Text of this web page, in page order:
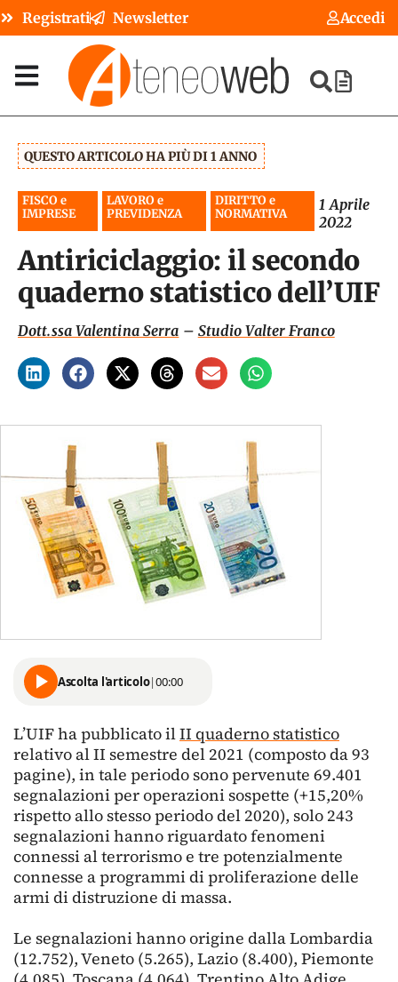
Registrati Newsletter Accedi
QUESTO ARTICOLO HA PIÙ DI 1 ANNO
FISCO e
IMPRESE
LAVORO e
PREVIDENZA
DIRITTO e
NORMATIVA
1 Aprile
2022
Antiriciclaggio: il secondo
quaderno statistico dell’UIF
Dott.ssa Valentina Serra – Studio Valter Franco
Ascolta l'articolo|00:00
L’UIF ha pubblicato ilII quaderno statistico
relativo al II semestre del 2021 (composto da 93
pagine), in tale periodo sono pervenute 69.401
segnalazioni per operazioni sospette (+15,20%
rispetto allo stesso periodo del 2020), solo 243
segnalazioni hanno riguardato fenomeni
connessi al terrorismo e tre potenzialmente
connesse a programmi di proliferazione delle
armi di distruzione di massa.
Le segnalazioni hanno origine dalla Lombardia
(12.752), Veneto (5.265), Lazio (8.400), Piemonte